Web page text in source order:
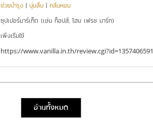
ช่วยบำรุง | นุ่มลื่น | กลิ่นหอม
ซุปเปอร์มาร์เก็ต (เช่น ท็อปส์, โฮม เฟรช มาร์ท)
เพิ่งเริ่มใช้
https://www.vanilla.in.th/review.cgi?id=1357406591
อ่านทั้งหมด